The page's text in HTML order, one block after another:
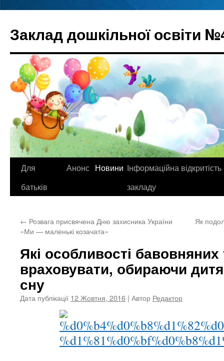
вмісту
Заклад дошкільної освіти
Для
батьків
Анонс Новини Інформаційна відкритість
закладу
← Розвага присвячена Дню захисника України
«Ми — маленькі козачата»
Як
Які особливості бавовняних
враховувати, обираючи
сну
Дата публікації 12 Жовтня, 2016 | Автор Редактор